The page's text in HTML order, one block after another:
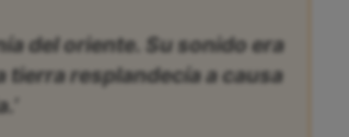
del oriente. Su sonido era
tierra resplandecía a causa